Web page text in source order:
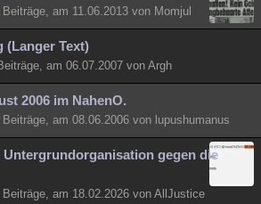
am 11.06.2013 von Momjul
(Langer Text)
am 06.07.2007 von Argh
2006 im NahenO.
am 08.06.2006 von lupushumanus
Untergrundorganisation gegen die
am 18.02.2026 von AllJustice